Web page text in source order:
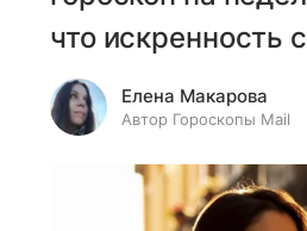
что искренность
Елена Макарова
Автор Гороскопы Mail